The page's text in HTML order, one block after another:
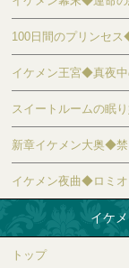
100日間のプリンセ
イケメン王宮◆真夜中
スイートルームの眠
新章イケメン大奥◆
イケメン夜曲◆ロミ
イケ
トップ